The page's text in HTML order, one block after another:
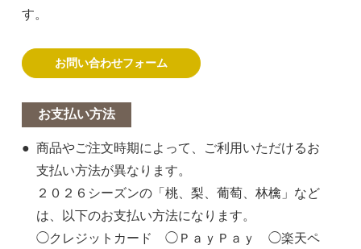
す。
お問い合わせフォーム
お支払い方法
商品やご注文時期によって、ご利用いただけるお
支払い方法が異なります。
２０２６シーズンの「桃、梨、葡萄、林檎」など
は、以下のお支払い方法になります。
◯クレジットカード ◯ＰａｙＰａｙ ◯楽天ペ